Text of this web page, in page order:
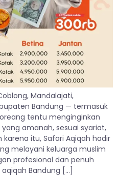
Mandalajati,
Bandung — termasuk
tentu menginginkan
amanah, sesuai syariat,
itu, Safari Aqiqah hadir
melayani keluarga muslim
profesional dan penuh
Bandung […]